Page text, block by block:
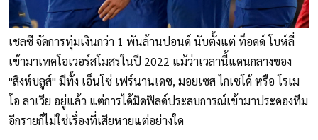
เชลซี จัดการทุ่มเงินกว่า 1 พันล้านปอนด์ นับตั้งแต่ ท็อดด์ โบห์ลี่
เข้ามาเทคโอเวอร์สโมสรในปี 2022 แม้ว่าเวลานี้แดนกลางของ
"สิงห์บลูส์" มีทั้ง เอ็นโซ่ เฟร์นานเดซ, มอยเซส ไกเซโด้ หรือ โรเม
โอ ลาเวีย อยู่แล้ว แต่การได้มิดฟิลด์ประสบการณ์เข้ามาประคองทีม
อีกรายก็ไม่ใช่เรื่องที่เสียหายแต่อย่างใด